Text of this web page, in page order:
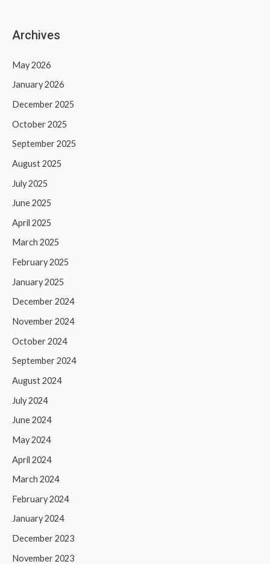
Archives
May 2026
January 2026
December 2025
October 2025
September 2025
August 2025
July 2025
June 2025
April 2025
March 2025
February 2025
January 2025
December 2024
November 2024
October 2024
September 2024
August 2024
July 2024
June 2024
May 2024
April 2024
March 2024
February 2024
January 2024
December 2023
November 2023